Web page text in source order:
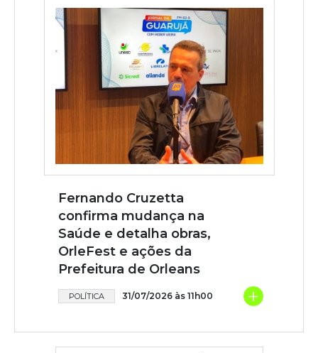
Fernando Cruzetta
confirma mudança na
Saúde e detalha obras,
OrleFest e ações da
Prefeitura de Orleans
POLÍTICA 31/07/2026 às 11h00 +